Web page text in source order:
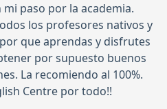
paso por la academia.
los profesores nativos y
que aprendas y disfrutes
por supuesto buenos
La recomiendo al 100%.
Centre por todo!!